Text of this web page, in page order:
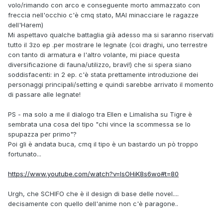
volo/rimando con arco e conseguente morto ammazzato con
freccia nell'occhio c'è cmq stato, MAI minacciare le ragazze
dell'Harem)
Mi aspettavo qualche battaglia già adesso ma si saranno riservati
tutto il 3zo ep .per mostrare le legnate (coi draghi, uno terrestre
con tanto di armatura e l'altro volante, mi piace questa
diversificazione di fauna/utilizzo, bravi!) che si spera siano
soddisfacenti: in 2 ep. c'è stata prettamente introduzione dei
personaggi principali/setting e quindi sarebbe arrivato il momento
di passare alle legnate!
PS - ma solo a me il dialogo tra Ellen e Limalisha su Tigre è
sembrata una cosa del tipo "chi vince la scommessa se lo
spupazza per primo"?
Poi gli è andata buca, cmq il tipo è un bastardo un pò troppo
fortunato...
https://www.youtube.com/watch?v=IsOHiK8s6wo#t=80
Urgh, che SCHIFO che è il design di base delle novel....
decisamente con quello dell'anime non c'è paragone..